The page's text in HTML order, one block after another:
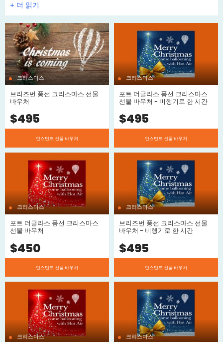
instructions for the recipient to call us when the wish to book in
their travel date. You can tell them how much you care with
your own special message on the voucher. Gift Vouchers are
emailed to you instantly or you can choose to have a copy
posted by mail, just let us know when you make the booking.
We have a variety of Christmas Gift Ideas for all our locations in
Queensland, including Cairns, Gold Coast, Brisbane and Port
Douglas.
+
크리스마스
브리즈번 풍선 크리스마스 선물
바우처
$495
인스턴트 선물 바우처
크리스마스
포트 더글라스 풍선 크리스마스
선물 바우처 - 비행기로 한 시간
$495
인스턴트 선물 바우처
크리스마스
포트 더글라스 풍선 크리스마스
선물 바우처
$450
인스턴트 선물 바우처
크리스마스
브리즈번 풍선 크리스마스 선물
바우처 - 비행기로 한 시간
$495
인스턴트 선물 바우처
크리스마스 크리스마스